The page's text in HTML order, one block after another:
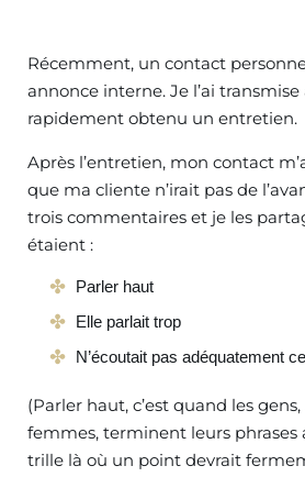
Récemment, un contact
annonce interne. Je l’ai
rapidement obtenu un entretien.
Après l’entretien, mon contact
que ma cliente n’irait pas de
trois commentaires et je les
étaient :
Parler haut
Elle parlait trop
N’écoutait pas adéquatement
(Parler haut, c’est quand les
femmes, terminent leurs phrases
trille là où un point devrait